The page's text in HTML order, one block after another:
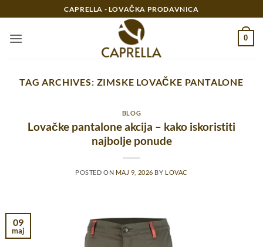
na
sadržaj
CAPRELLA - LOVAČKA PRODAVNICA
0
TAG ARCHIVES: ZIMSKE LOVAČKE PANTALONE
BLOG
Lovačke pantalone akcija – kako iskoristiti
najbolje ponude
POSTED ON MAJ 9, 2026 BY LOVAC
09
maj